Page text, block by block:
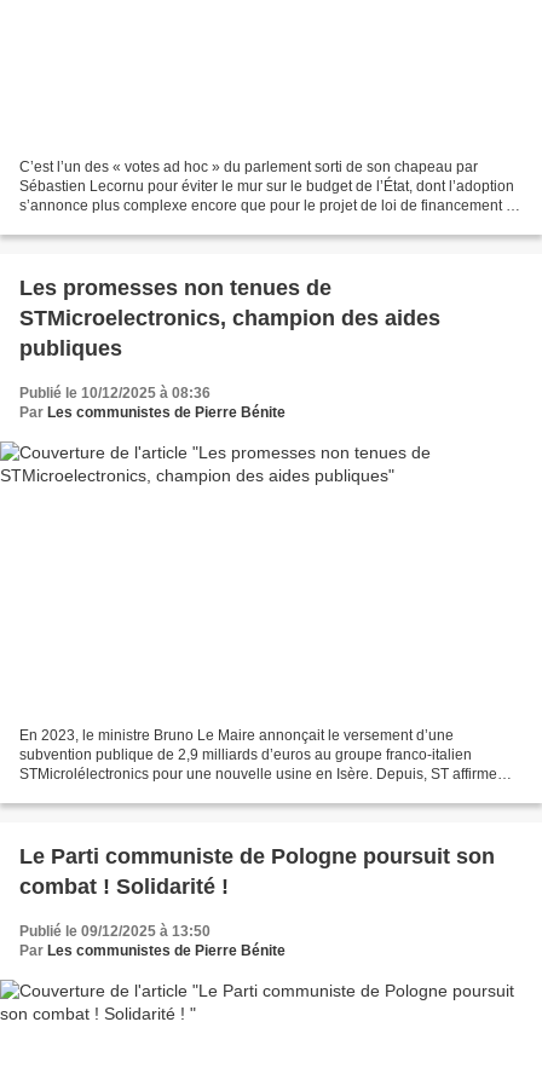
C’est l’un des « votes ad hoc » du parlement sorti de son chapeau par
Sébastien Lecornu pour éviter le mur sur le budget de l’État, dont l’adoption
s’annonce plus complexe encore que pour le projet de loi de financement de
Les promesses non tenues de
STMicroelectronics, champion des aides
publiques
Publié le 10/12/2025 à 08:36
Par Les communistes de Pierre Bénite
En 2023, le ministre Bruno Le Maire annonçait le versement d’une
subvention publique de 2,9 milliards d’euros au groupe franco-italien
STMicrolélectronics pour une nouvelle usine en Isère. Depuis, ST affirme
Le Parti communiste de Pologne poursuit son
combat ! Solidarité !
Publié le 09/12/2025 à 13:50
Par Les communistes de Pierre Bénite